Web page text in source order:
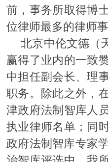
前，事务所取得博
位律师最多的律师
北京中伦文德（
赢得了业内的一致
中担任副会长、理
职务。除此之外，
津政府法制智库人
执业律师名单；同
政府法制智库专家